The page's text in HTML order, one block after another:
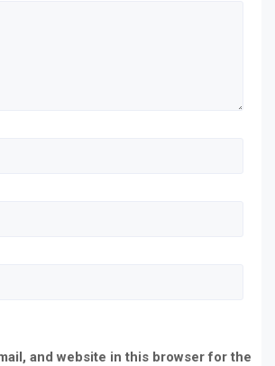
and website in this browser for the